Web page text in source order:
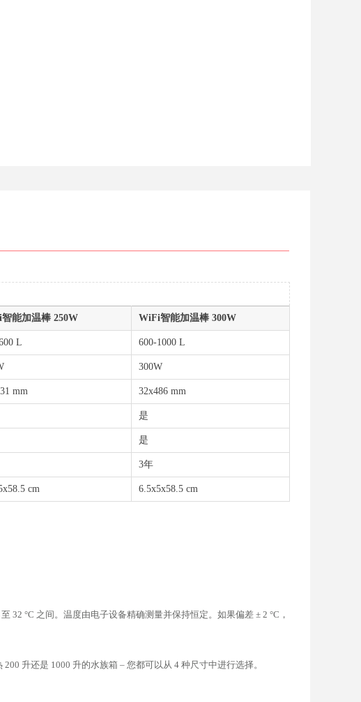
能加温棒 250W WiFi智能加温棒 300W
L 600-1000 L
300W
mm 32x486 mm
是
是
3年
cm 6.5x5x58.5 cm
°C 之间。温度由电子设备精确测量并保持恒定。如果偏差 ± 2 °C，
升还是 1000 升的水族箱 – 您都可以从 4 种尺寸中进行选择。